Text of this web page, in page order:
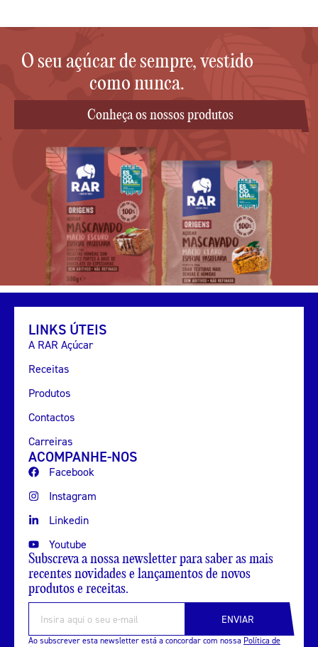
O seu açúcar de sempre, vestido
como nunca.
Conheça os nossos produtos
LINKS ÚTEIS
A RAR Açúcar
Receitas
Produtos
Contactos
Carreiras
ACOMPANHE-NOS
Facebook
Instagram
Linkedin
Youtube
Subscreva a nossa newsletter para saber as mais
recentes novidades e lançamentos de novos
produtos e receitas.
ENVIAR
Ao subscrever esta newsletter está a concordar com nossa Política de